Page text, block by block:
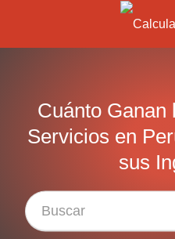
Cuánto Ganan
Servicios en
sus